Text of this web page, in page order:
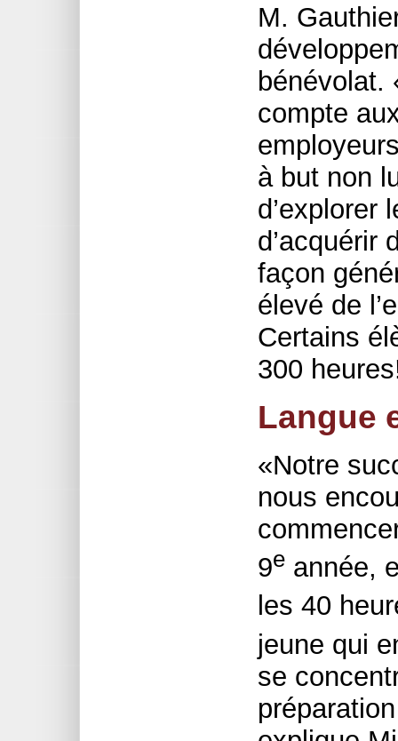
M.
bénévolat.
compte
à but non
d’explorer
d’acquérir
façon
élevé de
Certains
300
Langue
«Notre
nous
9e année,
les 40
jeune qui
se